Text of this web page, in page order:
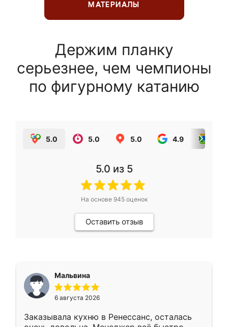
МАТЕРИАЛЫ
Держим планку
серьезнее, чем чемпионы
по фигурному катанию
5.0 5.0 5.0 4.9
5.0 из 5
На основе 945оценок
Оставить отзыв
Мальвина
6 августа 2026
Заказывала кухню в Ренессанс, осталась